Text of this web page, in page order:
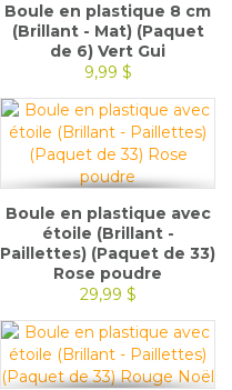
Boule en plastique 8 cm
(Brillant - Mat) (Paquet
de 6) Vert Gui
9,99 $
Boule en plastique avec
étoile (Brillant -
Paillettes) (Paquet de 33)
Rose poudre
29,99 $